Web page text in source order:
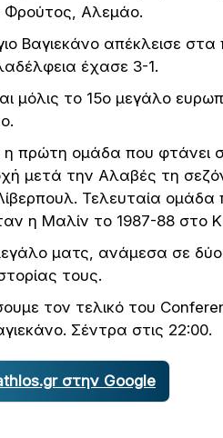
Φρούτος, Αλεμάο.
Βαγιεκάνο απέκλεισε
έχασε 3-1.
μόλις το 15ο μεγάλο
πρώτη ομάδα που φτάνει
μετά την Αλαβές τη
Τελευταία
η Μαλίν το 1987-88 στο
ματς, ανάμεσα σε
τους.
τον τελικό του
Σέντρα στις 22:00.
στην Google